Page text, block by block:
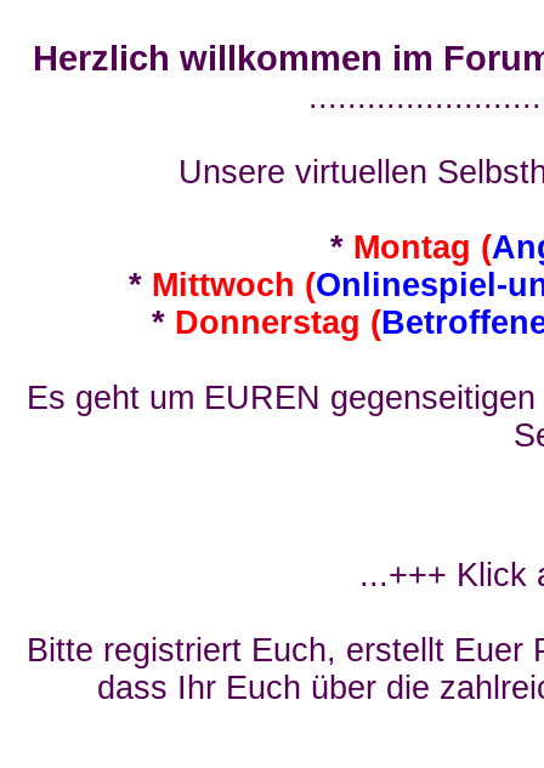
Herzlich willkommen im
Unsere virtuellen
* Montag (
* Mittwoch (Onlinespiel-
* Donnerstag (
Es geht um EUREN
...+++ Klick
Bitte registriert Euch, erstellt Euer
dass Ihr Euch über die